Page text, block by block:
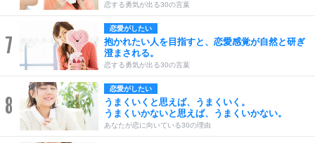
恋する勇気が出る30の言葉
7
恋愛がしたい
抱かれたい人を目指すと、恋愛感覚が自然と研ぎ
澄まされる。
恋する勇気が出る30の言葉
8
恋愛がしたい
うまくいくと思えば、うまくいく。
うまくいかないと思えば、うまくいかない。
あなたが恋に向いている30の理由